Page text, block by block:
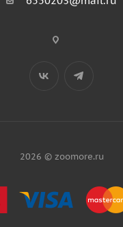
2026 © zoomore.ru